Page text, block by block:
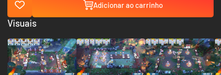
Adicionar ao carrinho
Visuais